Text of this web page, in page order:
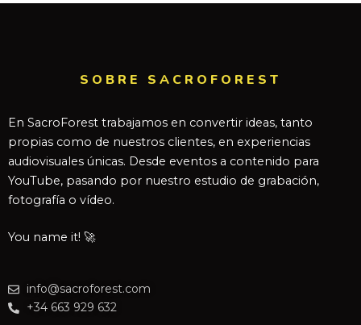
SOBRE SACROFOREST
En SacroForest trabajamos en convertir ideas, tanto
propias como de nuestros clientes, en experiencias
audiovisuales únicas. Desde eventos a contenido para
YouTube, pasando por nuestro estudio de grabación,
fotografía o vídeo.
You name it! 🚀
info@sacroforest.com
+34 663 929 632